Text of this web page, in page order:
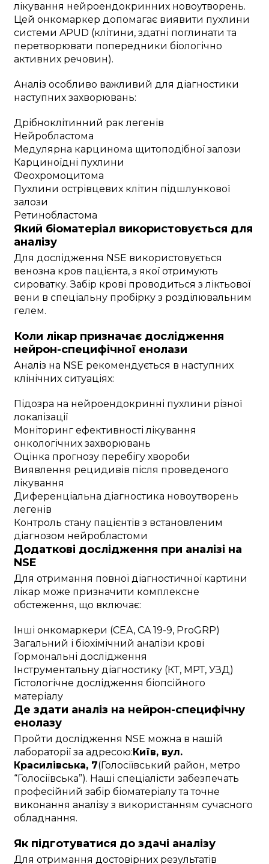
лікування нейроендокринних новоутворень.
Цей онкомаркер допомагає виявити пухлини
системи APUD (клітини, здатні поглинати та
перетворювати попередники біологічно
активних речовин).
Аналіз особливо важливий для діагностики
наступних захворювань:
Дрібноклітинний рак легенів
Нейробластома
Медулярна карцинома щитоподібної залози
Карциноїдні пухлини
Феохромоцитома
Пухлини острівцевих клітин підшлункової
залози
Ретинобластома
Який біоматеріал використовується для
аналізу
Для дослідження NSE використовується
венозна кров пацієнта, з якої отримують
сироватку. Забір крові проводиться з ліктьової
вени в спеціальну пробірку з розділювальним
гелем.
Коли лікар призначає дослідження
нейрон-специфічної енолази
Аналіз на NSE рекомендується в наступних
клінічних ситуаціях:
Підозра на нейроендокринні пухлини різної
локалізації
Моніторинг ефективності лікування
онкологічних захворювань
Оцінка прогнозу перебігу хвороби
Виявлення рецидивів після проведеного
лікування
Диференціальна діагностика новоутворень
легенів
Контроль стану пацієнтів з встановленим
діагнозом нейробластоми
Додаткові дослідження при аналізі на
NSE
Для отримання повної діагностичної картини
лікар може призначити комплексне
обстеження, що включає:
Інші онкомаркери (CEA, CA 19-9, ProGRP)
Загальний і біохімічний аналізи крові
Гормональні дослідження
Інструментальну діагностику (КТ, МРТ, УЗД)
Гістологічне дослідження біопсійного
матеріалу
Де здати аналіз на нейрон-специфічну
енолазу
Пройти дослідження NSE можна в нашій
лабораторії за адресою: Київ, вул.
Красилівська, 7(Голосіївський район, метро
“Голосіївська”). Наші спеціалісти забезпечать
професійний забір біоматеріалу та точне
виконання аналізу з використанням сучасного
обладнання.
Як підготуватися до здачі аналізу
Для отримання достовірних результатів